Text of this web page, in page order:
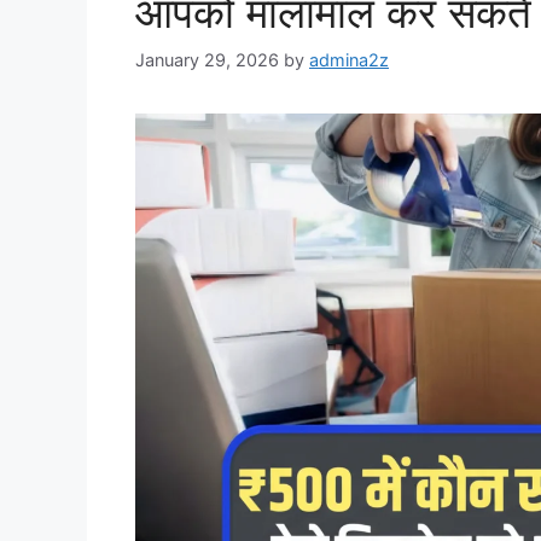
आपको मालामाल कर सकते
January 29, 2026 by admina2z